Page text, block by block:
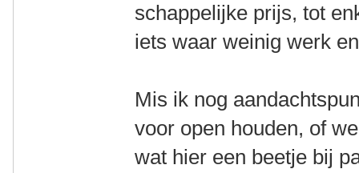
schappelijke prijs, tot
iets waar weinig werk
Mis ik nog
voor open houden, of
wat hier een beetje bij